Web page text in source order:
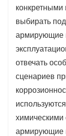
выбирать
армирующие
отвечать
сценариев
армирующие